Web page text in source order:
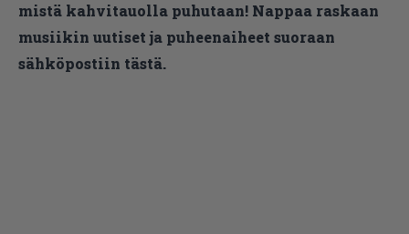
mistä kahvitauolla puhutaan! Nappaa raskaan
musiikin uutiset ja puheenaiheet suoraan
sähköpostiin tästä.